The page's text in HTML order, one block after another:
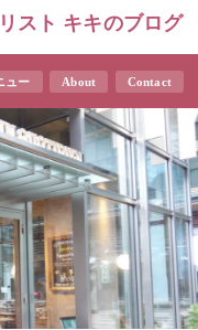
スト キキのブログ
ュー About Contact